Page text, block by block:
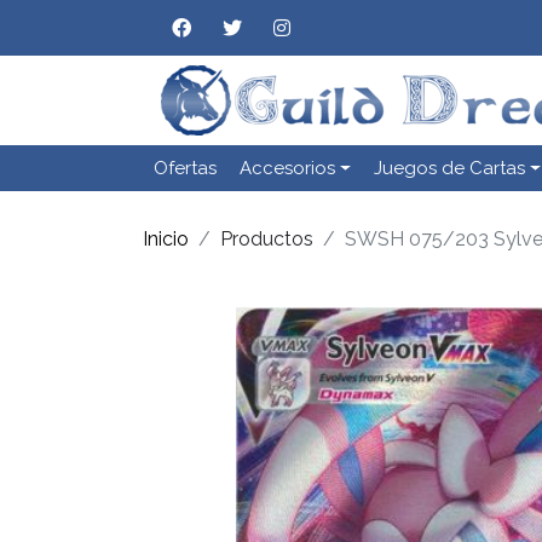
Ofertas Accesorios Juegos de Cartas
Inicio Productos SWSH 075/203